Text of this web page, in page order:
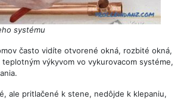
systému
často vidíte otvorené okná, rozbité okná,
výkyvom vo vykurovacom systéme,
ale pritlačené k stene, nedôjde k klepaniu,